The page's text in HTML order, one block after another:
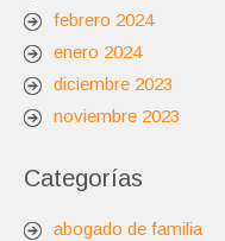
febrero 2024
enero 2024
diciembre 2023
noviembre 2023
Categorías
abogado de familia